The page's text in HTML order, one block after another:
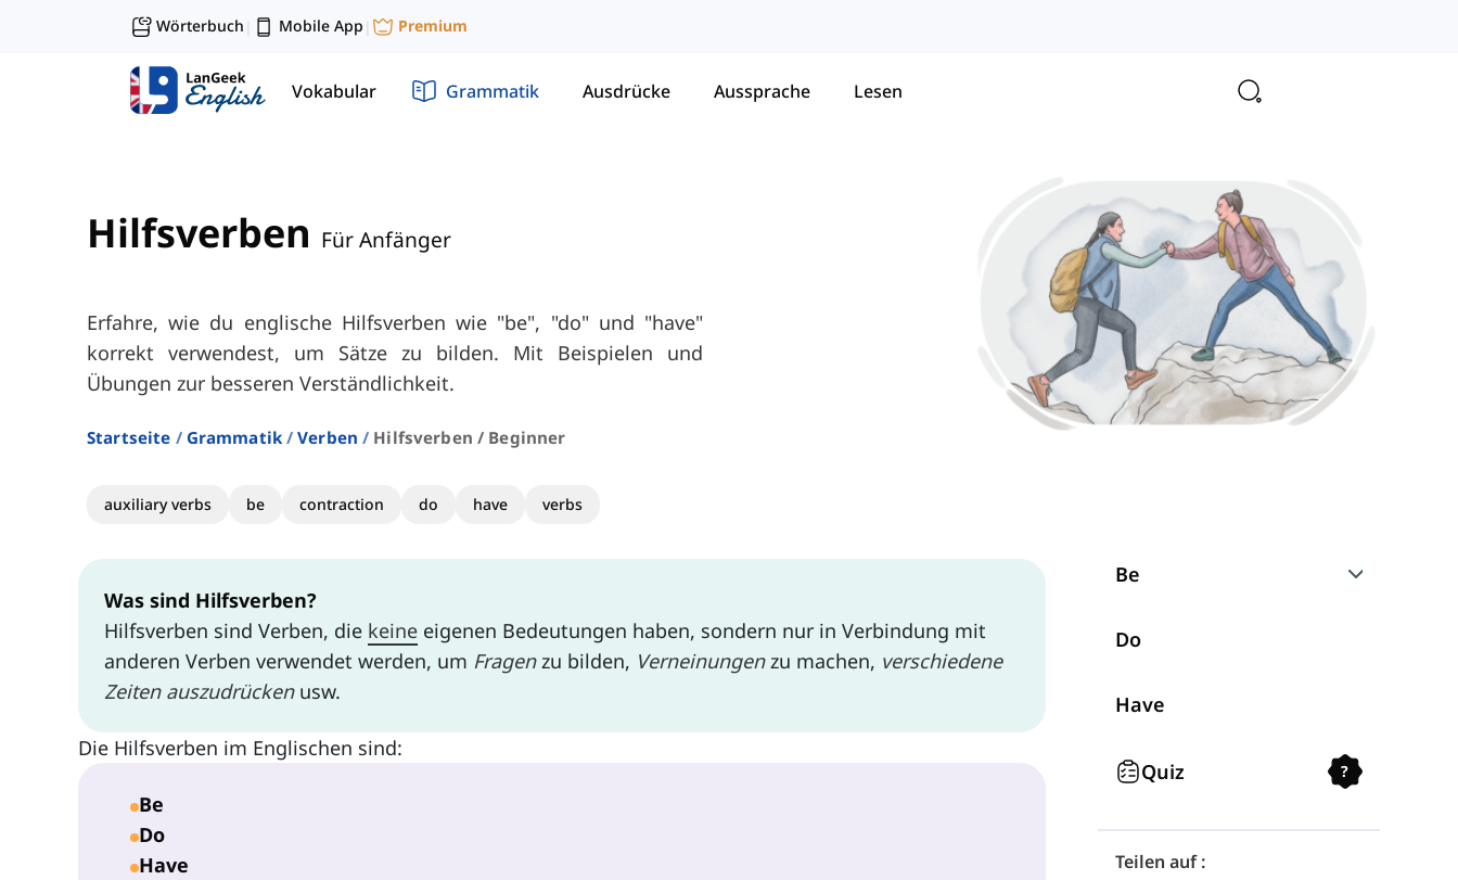
Wörterbuch | Mobile App | Premium
Vokabular Grammatik Ausdrücke Aussprache Lesen
Hilfsverben Für Anfänger
Erfahre, wie du englische Hilfsverben wie "be", "do" und "have"
korrekt verwendest, um Sätze zu bilden. Mit Beispielen und
Übungen zur besseren Verständlichkeit.
Startseite Grammatik Verben Hilfsverben / Beginner
auxiliary verbs be contraction do have verbs
Was sind Hilfsverben?
Hilfsverben sind Verben, die keine eigenen Bedeutungen haben, sondern nur in Verbindung mit
anderen Verben verwendet werden, um Fragenzu bilden, Verneinungenzu machen, verschiedene
Zeiten auszudrückenusw.
Die Hilfsverben im Englischen sind:
Be
Do
Have
Be
Fragen mit "Be"
Verneinung mit "Be"
Do
Have
Quiz ?
Teilen auf :